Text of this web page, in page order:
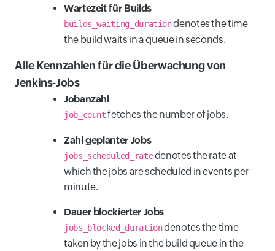
Wartezeit für Builds
builds_waiting_durationdenotes the time
the build waits in a queue in seconds.
Alle Kennzahlen für die Überwachung von
Jenkins-Jobs
Jobanzahl
job_countfetches the number of jobs.
Zahl geplanter Jobs
jobs_scheduled_ratedenotes the rate at
which the jobs are scheduled in events per
minute.
Dauer blockierter Jobs
jobs_blocked_durationdenotes the time
taken by the jobs in the build queue in the